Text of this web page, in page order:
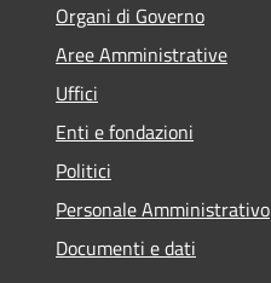
Organi di Governo
Aree Amministrative
Uffici
Enti e fondazioni
Politici
Personale Amministrativo
Documenti e dati